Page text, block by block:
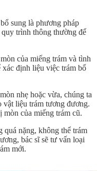
sung là phương pháp
trình thông thường để
của miếng trám và tình
xác định liệu việc trám bổ
nhẹ hoặc vừa, chúng ta
vật liệu trám tương đương.
của miếng trám cũ.
quá nặng, không thể trám
bác sĩ sẽ tư vấn loại
mới.